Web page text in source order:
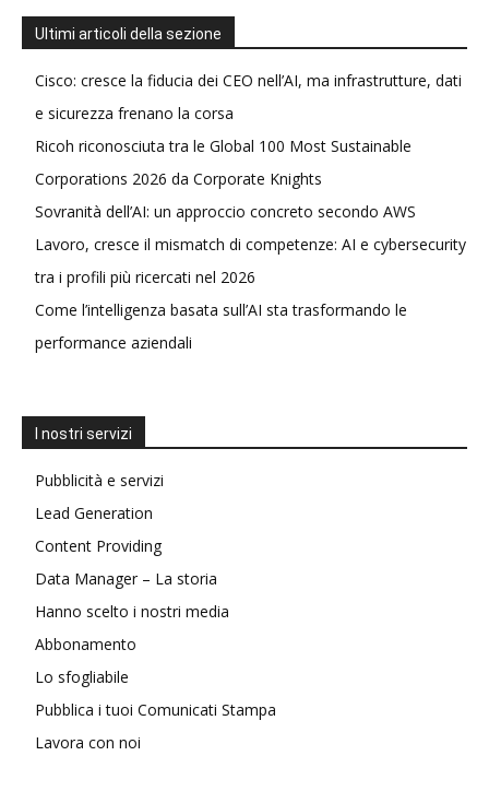
Ultimi articoli della sezione
Cisco: cresce la fiducia dei CEO nell’AI, ma infrastrutture, dati
e sicurezza frenano la corsa
Ricoh riconosciuta tra le Global 100 Most Sustainable
Corporations 2026 da Corporate Knights
Sovranità dell’AI: un approccio concreto secondo AWS
Lavoro, cresce il mismatch di competenze: AI e cybersecurity
tra i profili più ricercati nel 2026
Come l’intelligenza basata sull’AI sta trasformando le
performance aziendali
I nostri servizi
Pubblicità e servizi
Lead Generation
Content Providing
Data Manager – La storia
Hanno scelto i nostri media
Abbonamento
Lo sfogliabile
Pubblica i tuoi Comunicati Stampa
Lavora con noi